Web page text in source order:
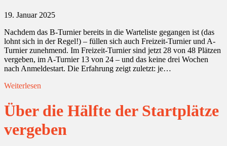
19. Januar 2025
Nachdem das B-Turnier bereits in die Warteliste gegangen ist (das
lohnt sich in der Regel!) – füllen sich auch Freizeit-Turnier und A-
Turnier zunehmend. Im Freizeit-Turnier sind jetzt 28 von 48 Plätzen
vergeben, im A-Turnier 13 von 24 – und das keine drei Wochen
nach Anmeldestart. Die Erfahrung zeigt zuletzt: je…
Weiterlesen
Über die Hälfte der Startplätze
vergeben